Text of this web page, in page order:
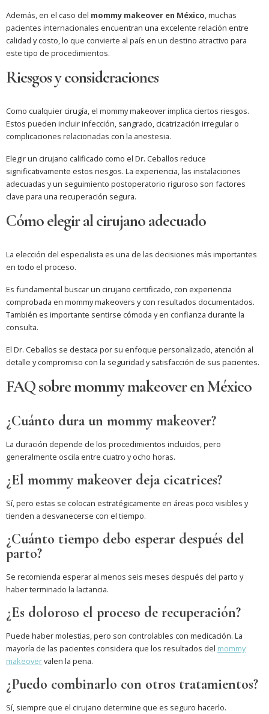
Además, en el caso del mommy makeover en México, muchas
pacientes internacionales encuentran una excelente relación entre
calidad y costo, lo que convierte al país en un destino atractivo para
este tipo de procedimientos.
Riesgos y consideraciones
Como cualquier cirugía, el mommy makeover implica ciertos riesgos.
Estos pueden incluir infección, sangrado, cicatrización irregular o
complicaciones relacionadas con la anestesia.
Elegir un cirujano calificado como el Dr. Ceballos reduce
significativamente estos riesgos. La experiencia, las instalaciones
adecuadas y un seguimiento postoperatorio riguroso son factores
clave para una recuperación segura.
Cómo elegir al cirujano adecuado
La elección del especialista es una de las decisiones más importantes
en todo el proceso.
Es fundamental buscar un cirujano certificado, con experiencia
comprobada en mommy makeovers y con resultados documentados.
También es importante sentirse cómoda y en confianza durante la
consulta.
El Dr. Ceballos se destaca por su enfoque personalizado, atención al
detalle y compromiso con la seguridad y satisfacción de sus pacientes.
FAQ sobre mommy makeover en México
¿Cuánto dura un mommy makeover?
La duración depende de los procedimientos incluidos, pero
generalmente oscila entre cuatro y ocho horas.
¿El mommy makeover deja cicatrices?
Sí, pero estas se colocan estratégicamente en áreas poco visibles y
tienden a desvanecerse con el tiempo.
¿Cuánto tiempo debo esperar después del
parto?
Se recomienda esperar al menos seis meses después del parto y
haber terminado la lactancia.
¿Es doloroso el proceso de recuperación?
Puede haber molestias, pero son controlables con medicación. La
mayoría de las pacientes considera que los resultados del mommy
makeovervalen la pena.
¿Puedo combinarlo con otros tratamientos?
Sí, siempre que el cirujano determine que es seguro hacerlo.